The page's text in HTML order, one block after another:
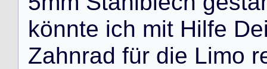
könnte ich mit Hilfe De
Zahnrad für die Limo r